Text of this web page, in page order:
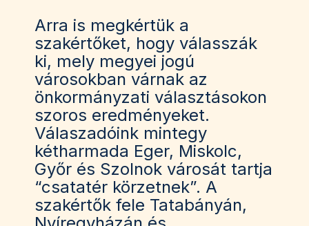
Arra is megkértük a
szakértőket, hogy válasszák
ki, mely megyei jogú
városokban várnak az
önkormányzati választásokon
szoros eredményeket.
Válaszadóink mintegy
kétharmada Eger, Miskolc,
Győr és Szolnok városát tartja
“csatatér körzetnek”. A
szakértők fele Tatabányán,